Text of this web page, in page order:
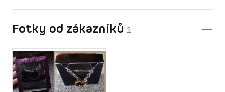
Fotky od zákazníků 1